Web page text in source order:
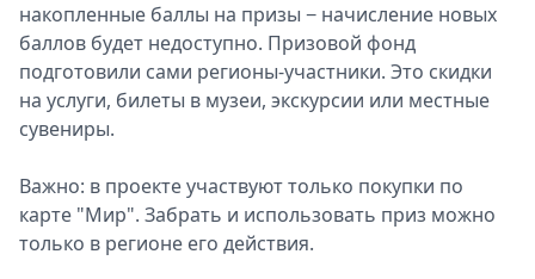
накопленные баллы на призы − начисление новых
баллов будет недоступно. Призовой фонд
подготовили сами регионы-участники. Это скидки
на услуги, билеты в музеи, экскурсии или местные
сувениры.
Важно: в проекте участвуют только покупки по
карте "Мир". Забрать и использовать приз можно
только в регионе его действия.